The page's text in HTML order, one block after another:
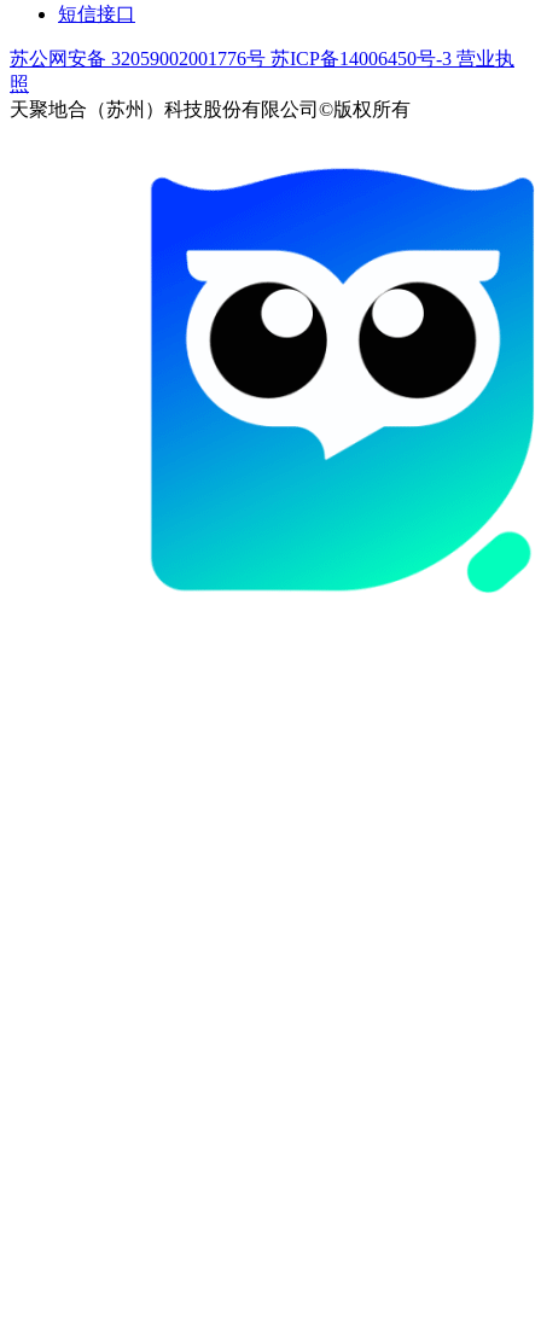
短信接口
苏公网安备 32059002001776号 苏ICP备14006450号-3 营业执
照
天聚地合（苏州）科技股份有限公司©版权所有